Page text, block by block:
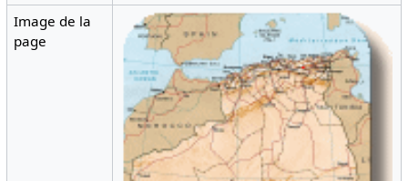
Image de la
page